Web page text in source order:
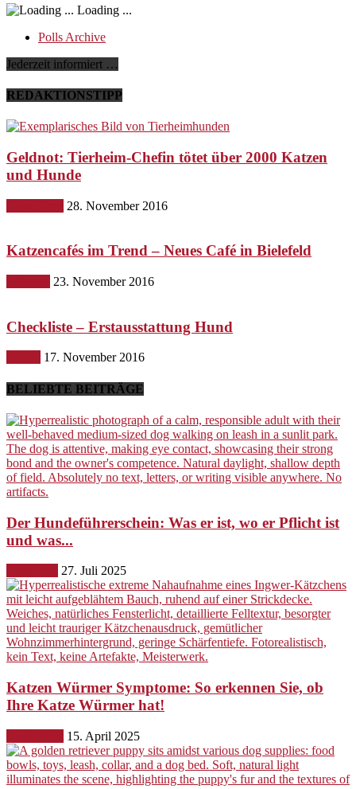
Loading ...
Polls Archive
Jederzeit informiert …
REDAKTIONSTIPP
Geldnot: Tierheim-Chefin tötet über 2000 Katzen
und Hunde
28. November 2016
Katzencafés im Trend – Neues Café in Bielefeld
23. November 2016
Checkliste – Erstausstattung Hund
17. November 2016
BELIEBTE BEITRÄGE
Der Hundeführerschein: Was er ist, wo er Pflicht ist
und was...
27. Juli 2025
Katzen Würmer Symptome: So erkennen Sie, ob
Ihre Katze Würmer hat!
15. April 2025